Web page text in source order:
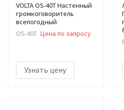
VOLTA OS-40T Настенный
громкоговоритель
всепогодный
OS-40T Цена по запросу
Узнать цену